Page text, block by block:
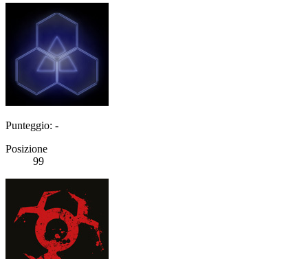
Punteggio: -
Posizione
99